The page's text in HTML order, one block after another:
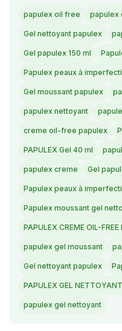
papulex oil free papulex
Gel nettoyant papulex
Gel papulex 150 ml
Papulex peaux à
Gel moussant papulex
papulex nettoyant
creme oil-free papulex
PAPULEX Gel 40 ml
papulex creme Gel
Papulex peaux à
Papulex moussant gel
PAPULEX CREME OIL-
papulex gel moussant
Gel nettoyant papulex
PAPULEX GEL
papulex gel nettoyant